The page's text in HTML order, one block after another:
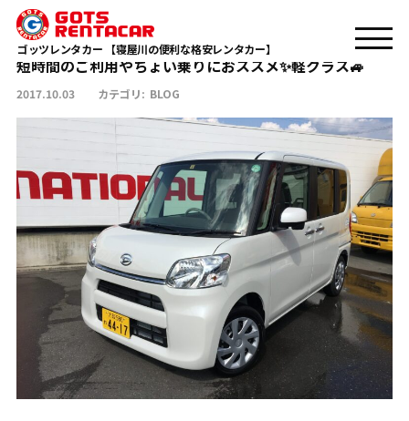
ゴッツレンタカー 【寝屋川の便利な格安レンタカー】
TOP BLOG
短時間のご利用やちょい乗りにおススメ✨軽クラス🚙
2017.10.03 カテゴリ: BLOG